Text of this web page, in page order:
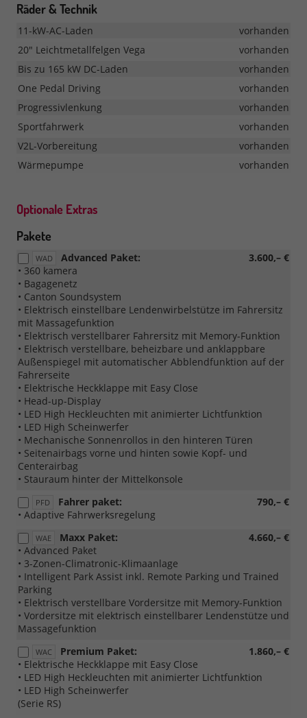
Räder & Technik
11-kW-AC-Laden
vorhanden
20" Leichtmetallfelgen Vega
vorhanden
Bis zu 165 kW DC-Laden
vorhanden
One Pedal Driving
vorhanden
Progressivlenkung
vorhanden
Sportfahrwerk
vorhanden
V2L-Vorbereitung
vorhanden
Wärmepumpe
vorhanden
Optionale Extras
Pakete
WAD 3.600,– €
Advanced Paket:
• 360 kamera
• Bagagenetz
• Canton Soundsystem
• Elektrisch einstellbare Lendenwirbelstütze im Fahrersitz
mit Massagefunktion
• Elektrisch verstellbarer Fahrersitz mit Memory-Funktion
• Elektrisch verstellbare, beheizbare und anklappbare
Außenspiegel mit automatischer Abblendfunktion auf der
Fahrerseite
• Elektrische Heckklappe mit Easy Close
• Head-up-Display
• LED High Heckleuchten mit animierter Lichtfunktion
• LED High Scheinwerfer
• Mechanische Sonnenrollos in den hinteren Türen
• Seitenairbags vorne und hinten sowie Kopf- und
Centerairbag
• Stauraum hinter der Mittelkonsole
PFD 790,– €
Fahrer paket:
• Adaptive Fahrwerksregelung
WAE 4.660,– €
Maxx Paket:
• Advanced Paket
• 3-Zonen-Climatronic-Klimaanlage
• Intelligent Park Assist inkl. Remote Parking und Trained
Parking
• Elektrisch verstellbare Vordersitze mit Memory-Funktion
• Vordersitze mit elektrisch einstellbarer Lendenstütze und
Massagefunktion
WAC 1.860,– €
Premium Paket:
• Elektrische Heckklappe mit Easy Close
• LED High Heckleuchten mit animierter Lichtfunktion
• LED High Scheinwerfer
(Serie RS)